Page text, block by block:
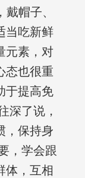
帽子、
当吃新鲜
元素，对
态也很重
于提高免
深了说，
，保持身
，学会跟
体，互相